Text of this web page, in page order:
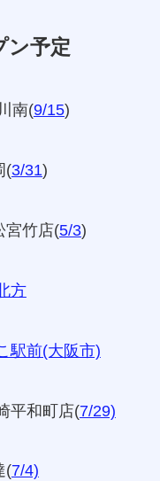
ン予定
南(9/15)
(3/31)
宮竹店(5/3)
方
駅前(大阪市)
平和町店(7/29)
(7/4)